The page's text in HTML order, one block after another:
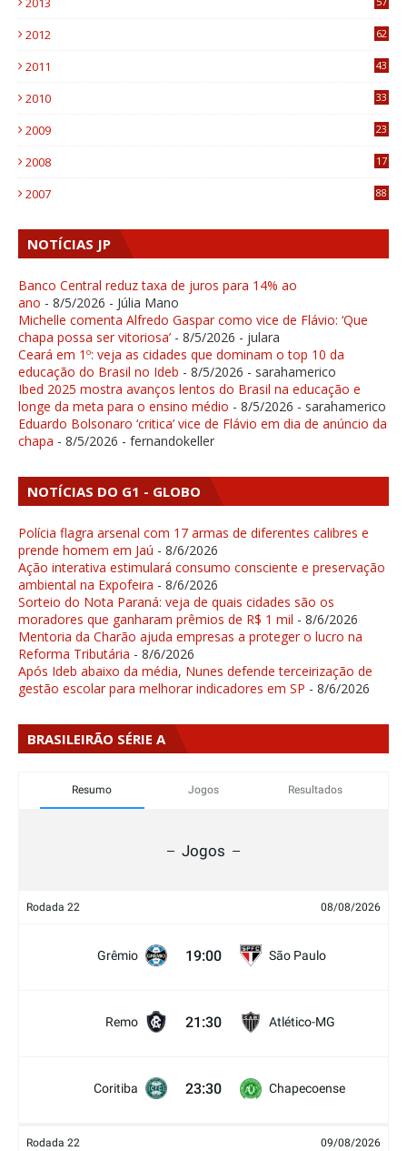
2012
62
2011
43
2010
33
2009
23
2008
17
2007 88
NOTÍCIAS JP
Banco Central reduz taxa de juros para 14% ao
ano - 8/5/2026 - Júlia Mano
Michelle comenta Alfredo Gaspar como vice de Flávio: ‘Que
chapa possa ser vitoriosa’ - 8/5/2026 - julara
Ceará em 1º: veja as cidades que dominam o top 10 da
educação do Brasil no Ideb - 8/5/2026 - sarahamerico
Ibed 2025 mostra avanços lentos do Brasil na educação e
longe da meta para o ensino médio - 8/5/2026 - sarahamerico
Eduardo Bolsonaro ‘critica’ vice de Flávio em dia de anúncio da
chapa - 8/5/2026 - fernandokeller
NOTÍCIAS DO G1 - GLOBO
Polícia flagra arsenal com 17 armas de diferentes calibres e
prende homem em Jaú - 8/6/2026
Ação interativa estimulará consumo consciente e preservação
ambiental na Expofeira - 8/6/2026
Sorteio do Nota Paraná: veja de quais cidades são os
moradores que ganharam prêmios de R$ 1 mil - 8/6/2026
Mentoria da Charão ajuda empresas a proteger o lucro na
Reforma Tributária - 8/6/2026
Após Ideb abaixo da média, Nunes defende terceirização de
gestão escolar para melhorar indicadores em SP - 8/6/2026
BRASILEIRÃO SÉRIE A
Resumo Jogos Resultados
Jogos
Rodada 22 08/08/2026
Grêmio 19:00 São Paulo
Remo 21:30 Atlético-MG
Coritiba 23:30 Chapecoense
Rodada 22 09/08/2026